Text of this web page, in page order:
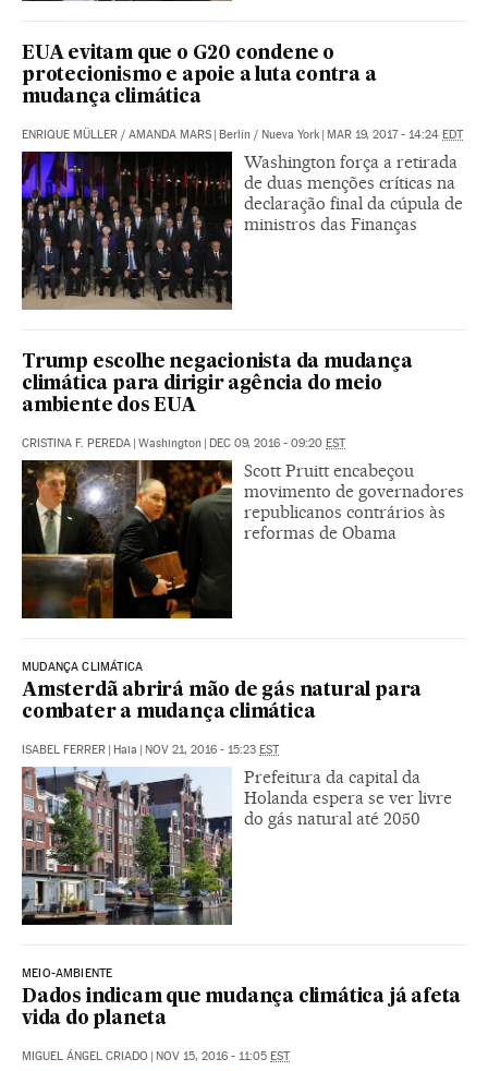
EUA evitam que o G20 condene o
protecionismo e apoie a luta contra a
mudança climática
ENRIQUE MÜLLER / AMANDA MARS | Berlín / Nueva York | MAR 19, 2017 - 14:24 EDT
Washington força a retirada
de duas menções críticas na
declaração final da cúpula de
ministros das Finanças
Trump escolhe negacionista da mudança
climática para dirigir agência do meio
ambiente dos EUA
CRISTINA F. PEREDA | Washington | DEC 09, 2016 - 09:20 EST
Scott Pruitt encabeçou
movimento de governadores
republicanos contrários às
reformas de Obama
MUDANÇA CLIMÁTICA
Amsterdã abrirá mão de gás natural para
combater a mudança climática
ISABEL FERRER | Haia | NOV 21, 2016 - 15:23 EST
Prefeitura da capital da
Holanda espera se ver livre
do gás natural até 2050
MEIO-AMBIENTE
Dados indicam que mudança climática já afeta
vida do planeta
MIGUEL ÁNGEL CRIADO | NOV 15, 2016 - 11:05 EST